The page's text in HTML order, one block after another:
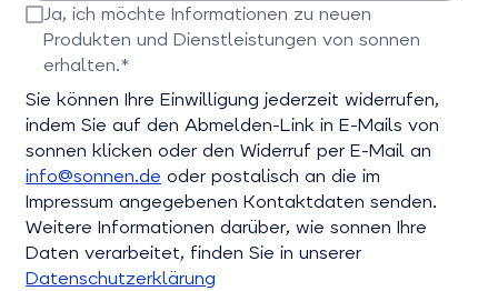
Bitte E-Mail-Adresse eingeben
Ja, ich möchte Informationen zu neuen
Produkten und Dienstleistungen von sonnen
erhalten.*
Bitte bestätigen Sie dieses Feld
Sie können Ihre Einwilligung jederzeit widerrufen,
indem Sie auf den Abmelden-Link in E-Mails von
sonnen klicken oder den Widerruf per E-Mail an
info@sonnen.de oder postalisch an die im
Impressum angegebenen Kontaktdaten senden.
Weitere Informationen darüber, wie sonnen Ihre
Daten verarbeitet, finden Sie in unserer
Datenschutzerklärung